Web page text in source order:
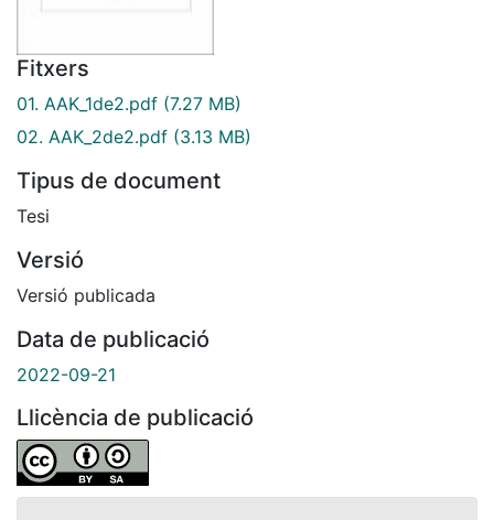
Fitxers
01. AAK_1de2.pdf (7.27 MB)
02. AAK_2de2.pdf (3.13 MB)
Tipus de document
Tesi
Versió
Versió publicada
Data de publicació
2022-09-21
Llicència de publicació